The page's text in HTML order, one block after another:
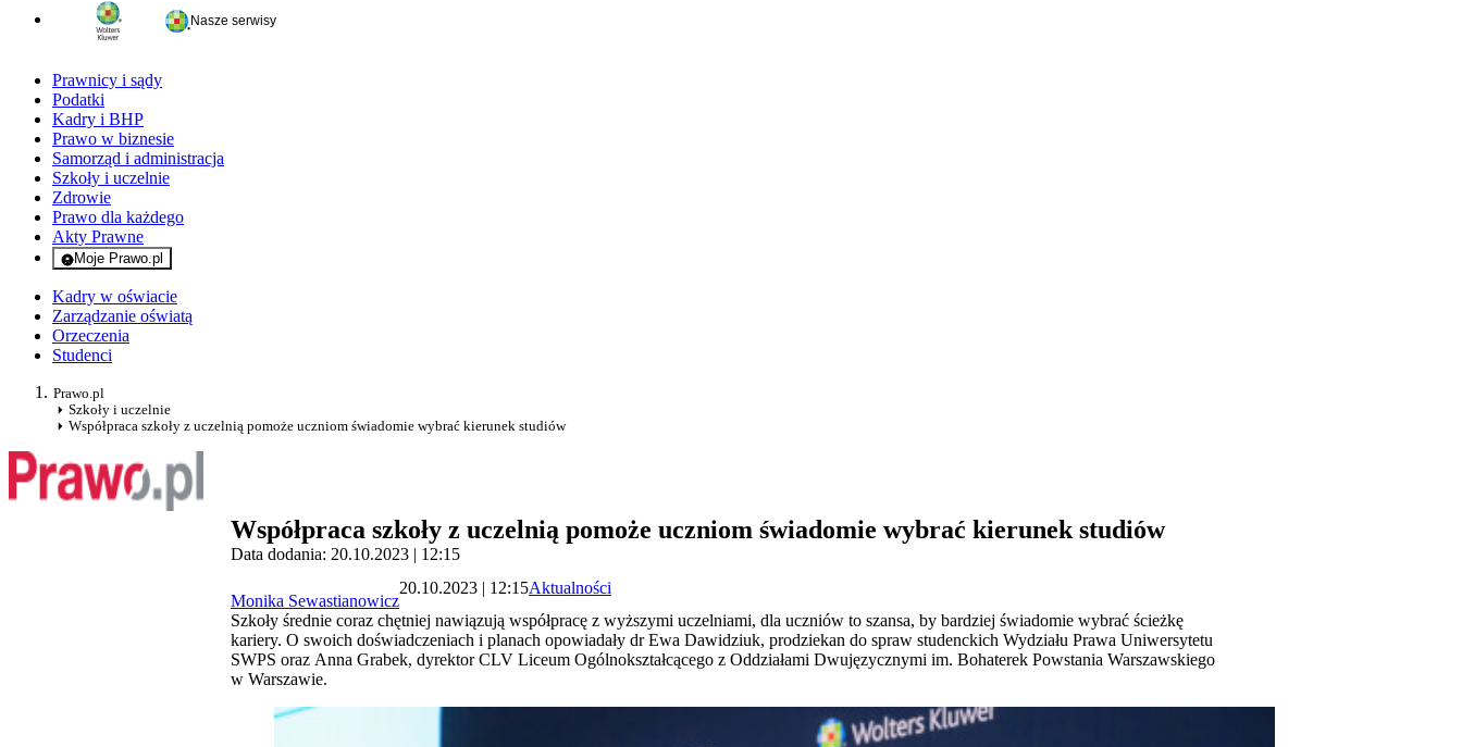
Nasze serwisy
Prawnicy i sądy
Podatki
Kadry i BHP
Prawo w biznesie
Samorząd i administracja
Szkoły i uczelnie
Zdrowie
Prawo dla każdego
Akty Prawne
Moje Prawo.pl
- rejestracja i logowanie do serwisu
Kadry w oświacie
Zarządzanie oświatą
Orzeczenia
Studenci
Prawo.pl
Szkoły i uczelnie
Współpraca szkoły z uczelnią pomoże uczniom świadomie wybrać kierunek studiów
Współpraca szkoły z uczelnią pomoże uczniom świadomie wybrać kierunek studiów
Data dodania: 20.10.2023 | 12:15
Monika Sewastianowicz
20.10.2023 | 12:15Aktualności
Szkoły średnie coraz chętniej nawiązują współpracę z wyższymi uczelniami, dla uczniów to szansa, by bardziej świadomie wybrać ścieżkę
kariery. O swoich doświadczeniach i planach opowiadały dr Ewa Dawidziuk, prodziekan do spraw studenckich Wydziału Prawa Uniwersytetu
SWPS oraz Anna Grabek, dyrektor CLV Liceum Ogólnokształcącego z Oddziałami Dwujęzycznymi im. Bohaterek Powstania Warszawskiego
w Warszawie.